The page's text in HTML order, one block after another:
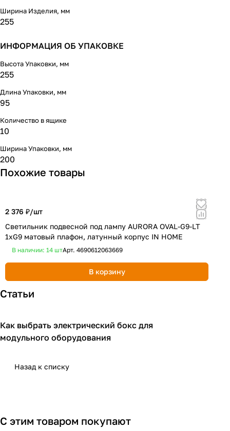
Ширина Изделия, мм
255
ИНФОРМАЦИЯ ОБ УПАКОВКЕ
Высота Упаковки, мм
255
Длина Упаковки, мм
95
Количество в ящике
10
Ширина Упаковки, мм
200
Похожие товары
2 376 ₽/шт
Светильник подвесной под лампу AURORA OVAL-G9-LT
1хG9 матовый плафон, латунный корпус IN HOME
В наличии: 14 штАрт. 4690612063669
В корзину
Статьи
Модульное оборудование
Как выбрать электрический бокс для
модульного оборудования
Назад к списку
С этим товаром покупают